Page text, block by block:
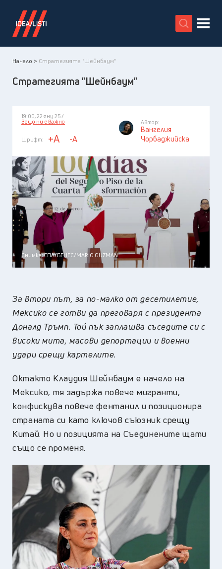
X
Начало > Стратегията "Шейнбаум"
Стратегията "Шейнбаум"
19:00, 22 яну 25 /
Защо ни е важно
Шрифт: +A -A
Автор:
Вангелия
Чорбаджийска
Снимка: ЕПА/БГНЕС/MARIO GUZMAN
За втори път, за по-малко от десетилетие,
Мексико се готви да преговаря с президента
Доналд Тръмп. Той пък заплашва съседите си с
високи мита, масови депортации и военни
удари срещу картелите.
Октакто Клаудия Шейнбаум е начело на
Мексико, тя задържа повече мигранти,
конфискува повече фентанил и позиционира
страната си като ключов съюзник срещу
Китай. Но и позицията на Съединените щати
също се променя.